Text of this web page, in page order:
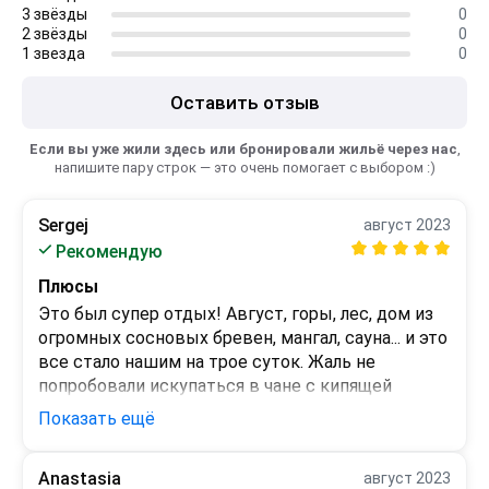
3 звёзды
0
2 звёзды
0
1 звезда
0
Оставить отзыв
Если вы уже жили здесь или бронировали жильё через нас,
напишите пару строк — это очень помогает с выбором :)
Sergej
Рекомендую
август 2023
Плюсы
Это был супер отдых! Август, горы, лес, дом из
огромных сосновых бревен, мангал, сауна... и это
все стало нашим на трое суток. Жаль не
попробовали искупаться в чане с кипящей
водой...)) Некогда было, нужно было за три дня
объехать все основные
1200 км по трассе М5, а потом и до Медведевки,
Показать ещё
Anastasia
август 2023